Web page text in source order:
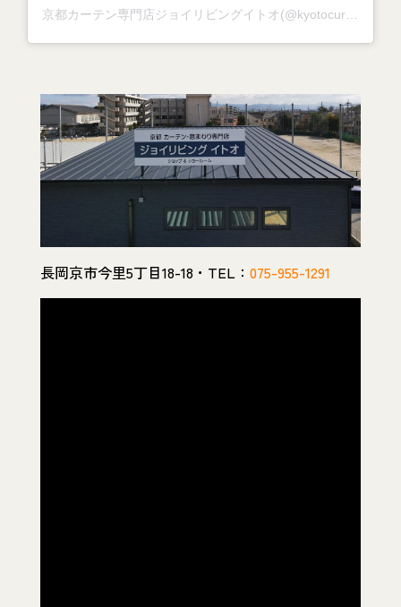
京都カーテン専門店ジョイリビングイトオ(@kyotocurtain_joylivingito)がシェアした投稿
長岡京市今里5丁目18-18・TEL： 075-955-1291